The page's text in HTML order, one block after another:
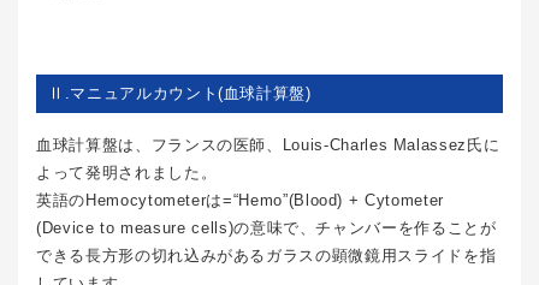
Ⅱ.マニュアルカウント(血球計算盤)
血球計算盤は、フランスの医師、Louis-Charles Malassez氏に
よって発明されました。
英語のHemocytometerは=“Hemo”(Blood) + Cytometer
(Device to measure cells)の意味で、チャンバーを作ることが
できる長方形の切れ込みがあるガラスの顕微鏡用スライドを指